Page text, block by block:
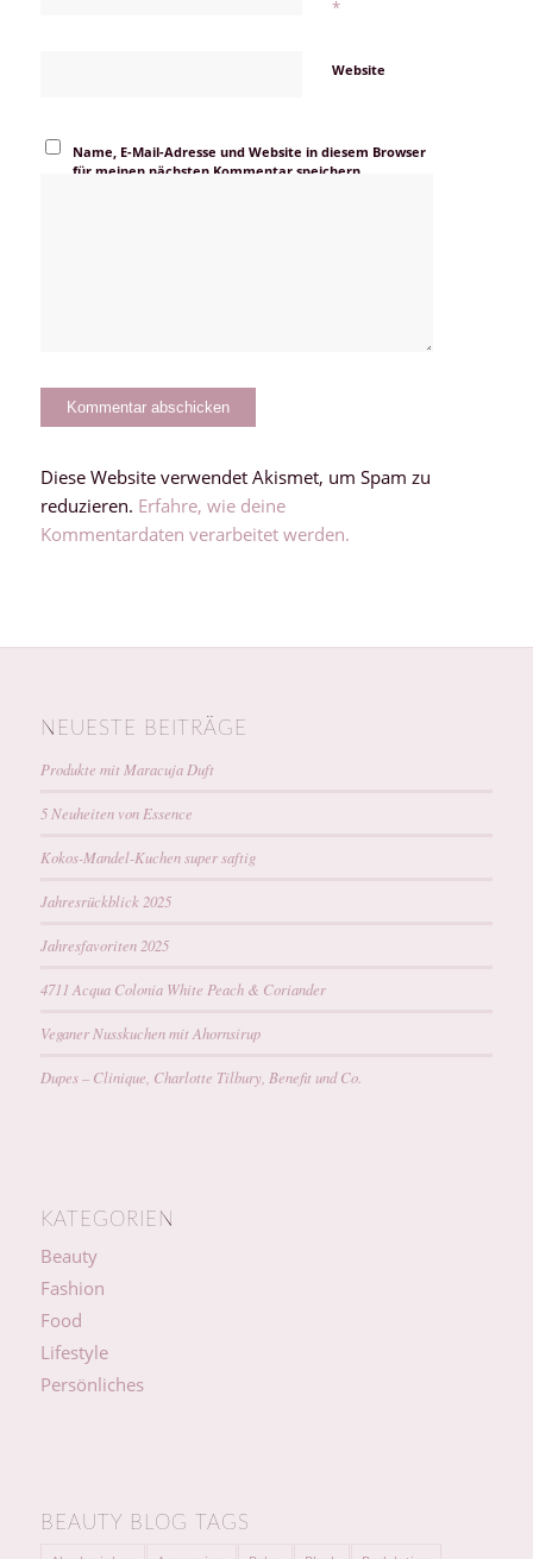
*
Website
Name, E-Mail-Adresse und Website in diesem Browser
für meinen nächsten Kommentar speichern.
Diese Website verwendet Akismet, um Spam zu
reduzieren. Erfahre, wie deine
Kommentardaten verarbeitet werden.
NEUESTE BEITRÄGE
Produkte mit Maracuja Duft
5 Neuheiten von Essence
Kokos-Mandel-Kuchen super saftig
Jahresrückblick 2025
Jahresfavoriten 2025
4711 Acqua Colonia White Peach & Coriander
Veganer Nusskuchen mit Ahornsirup
Dupes – Clinique, Charlotte Tilbury, Benefit und Co.
KATEGORIEN
Beauty
Fashion
Food
Lifestyle
Persönliches
BEAUTY BLOG TAGS